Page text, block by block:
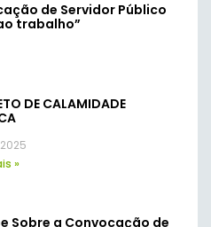
de Servidor Público
trabalho”
DE CALAMIDADE
»
Sobre a Convocação de